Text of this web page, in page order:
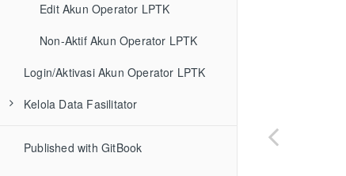
Edit Akun Operator LPTK
Non-Aktif Akun Operator LPTK
Login/Aktivasi Akun Operator LPTK
Kelola Data Fasilitator
Published with GitBook